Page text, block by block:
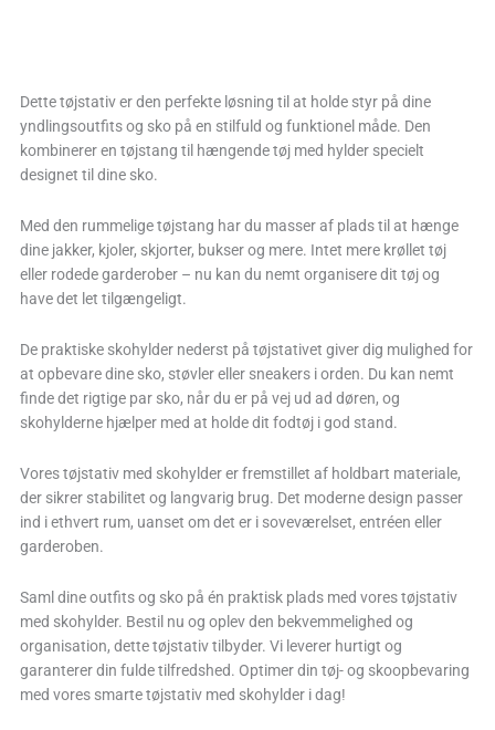
Dette tøjstativ er den perfekte løsning til at holde styr på dine
yndlingsoutfits og sko på en stilfuld og funktionel måde. Den
kombinerer en tøjstang til hængende tøj med hylder specielt
designet til dine sko.
Med den rummelige tøjstang har du masser af plads til at hænge
dine jakker, kjoler, skjorter, bukser og mere. Intet mere krøllet tøj
eller rodede garderober – nu kan du nemt organisere dit tøj og
have det let tilgængeligt.
De praktiske skohylder nederst på tøjstativet giver dig mulighed for
at opbevare dine sko, støvler eller sneakers i orden. Du kan nemt
finde det rigtige par sko, når du er på vej ud ad døren, og
skohylderne hjælper med at holde dit fodtøj i god stand.
Vores tøjstativ med skohylder er fremstillet af holdbart materiale,
der sikrer stabilitet og langvarig brug. Det moderne design passer
ind i ethvert rum, uanset om det er i soveværelset, entréen eller
garderoben.
Saml dine outfits og sko på én praktisk plads med vores tøjstativ
med skohylder. Bestil nu og oplev den bekvemmelighed og
organisation, dette tøjstativ tilbyder. Vi leverer hurtigt og
garanterer din fulde tilfredshed. Optimer din tøj- og skoopbevaring
med vores smarte tøjstativ med skohylder i dag!